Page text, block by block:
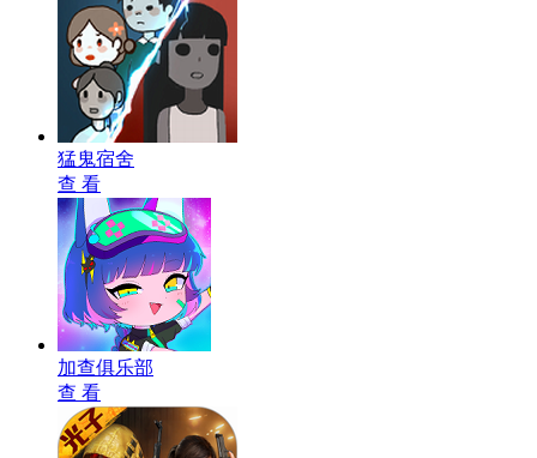
猛鬼宿舍
查 看
加查俱乐部
查 看